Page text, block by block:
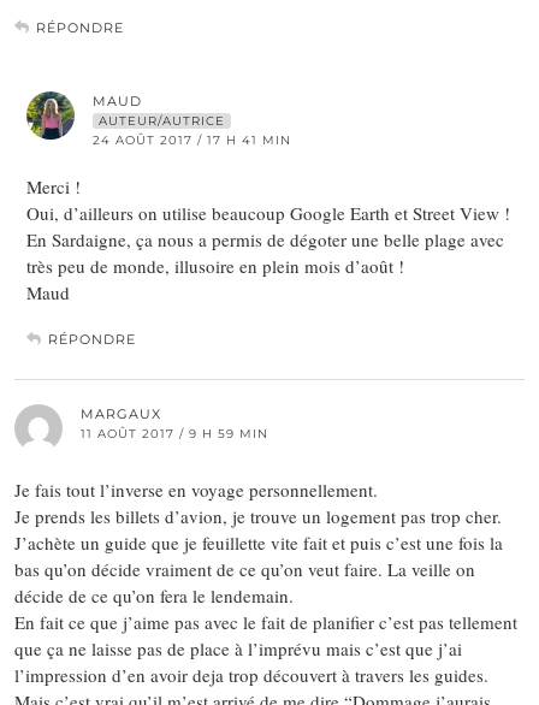
RÉPONDRE
MAUD
AUTEUR/AUTRICE
24 AOÛT 2017 / 17 H 41 MIN
Merci !
Oui, d’ailleurs on utilise beaucoup Google Earth et Street View !
En Sardaigne, ça nous a permis de dégoter une belle plage avec
très peu de monde, illusoire en plein mois d’août !
Maud
RÉPONDRE
MARGAUX
11 AOÛT 2017 / 9 H 59 MIN
Je fais tout l’inverse en voyage personnellement.
Je prends les billets d’avion, je trouve un logement pas trop cher.
J’achète un guide que je feuillette vite fait et puis c’est une fois la
bas qu’on décide vraiment de ce qu’on veut faire. La veille on
décide de ce qu’on fera le lendemain.
En fait ce que j’aime pas avec le fait de planifier c’est pas tellement
que ça ne laisse pas de place à l’imprévu mais c’est que j’ai
l’impression d’en avoir deja trop découvert à travers les guides.